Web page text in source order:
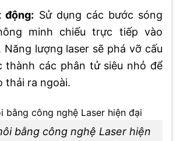
động: Sử dụng các bước sóng
minh chiếu trực tiếp vào
Năng lượng laser sẽ phá vỡ cấu
thành các phân tử siêu nhỏ để
thải ra ngoài.
bằng công nghệ Laser hiện